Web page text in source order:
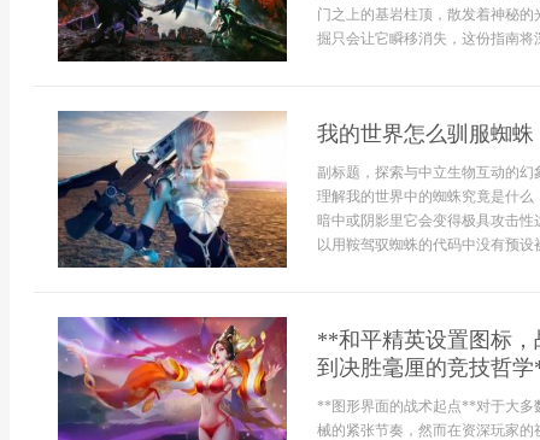
门之上的基岩柱顶，散发着神秘
掘只会让它瞬移消失，这份指南
我的世界怎么驯服蜘
副标题，探索与中立生物互动的
理解我的世界中的蜘蛛究竟是什
暗中或阴影里它会变得极具攻击
以用鞍驾驭蜘蛛的代码中没有预
**和平精英设置图标
到决胜毫厘的竞技哲
**图形界面的战术起点**对于大多
械的紧张节奏，然而在资深玩家